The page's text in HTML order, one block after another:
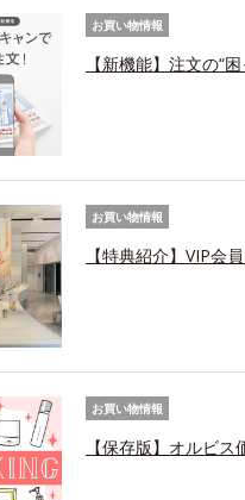
お買い物情報
【新機能】注文の“
お買い物情報
【特典紹介】VIP会
お買い物情報
【保存版】オルビ